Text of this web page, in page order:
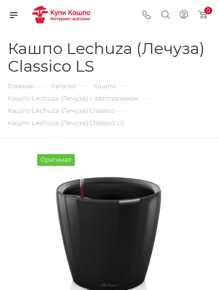
0
Кашпо Lechuza (Лечуза)
Classico LS
Главная — Каталог — Кашпо —
Кашпо Lechuza (Лечуза) с автополивом —
Кашпо Lechuza (Лечуза) Classico —
Кашпо Lechuza (Лечуза) Classico LS
Оригинал